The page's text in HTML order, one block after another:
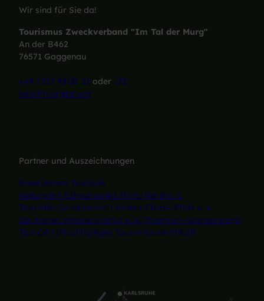
Wir sind für Sie da!
Tourismus Zweckverband "Im Tal der Murg"
An der B462
76571 Gaggenau
+49 7225 98131 21 oder -22
info@murgtal.org
Partner und Auszeichnungen
Baiersbronn Touristik
Naturpark Schwarzwald Mitte/Nord e. V.
Touristik-Gemeinschaft Baden-Elsass-Pfalz e. V.
Deutsches Wanderinstitut e. V. (Premium-Wanderwege)
TourCert (Nachhaltiges Tourismuszertifikat)